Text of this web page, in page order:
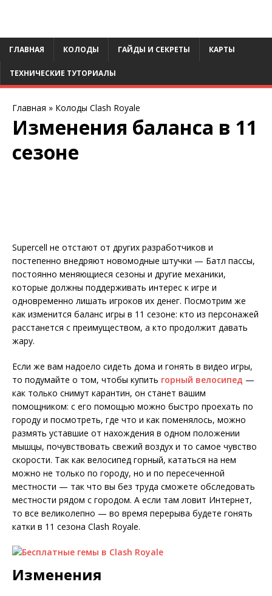
ГЛАВНАЯ КОЛОДЫ ГАЙДЫ И СЕКРЕТЫ КАРТЫ
ТЕХНИЧЕСКИЕ ТУТОРИАЛЫ
Главная » Колоды Clash Royale
Изменения баланса в 11
сезоне
Supercell не отстают от других разработчиков и
постепенно внедряют новомодные штучки — Батл пассы,
постоянно меняющиеся сезоны и другие механики,
которые должны поддерживать интерес к игре и
одновременно лишать игроков их денег. Посмотрим же
как изменится баланс игры в 11 сезоне: кто из персонажей
расстанется с преимуществом, а кто продолжит давать
жару.
Если же вам надоело сидеть дома и гонять в видео игры,
то подумайте о том, чтобы купить горный велосипед —
как только снимут карантин, он станет вашим
помощником: с его помощью можно быстро проехать по
городу и посмотреть, где что и как поменялось, можно
размять уставшие от нахождения в одном положении
мышцы, почувствовать свежий воздух и то самое чувство
скорости. Так как велосипед горный, кататься на нем
можно не только по городу, но и по пересеченной
местности — так что вы без труда сможете обследовать
местности рядом с городом. А если там ловит Интернет,
то все великолепно — во время перерыва будете гонять
катки в 11 сезона Clash Royale.
Изменения